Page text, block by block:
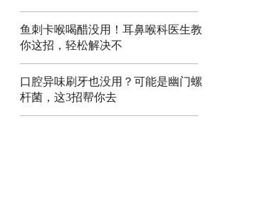
鱼刺卡喉喝醋没用！耳鼻喉科医生教
你这招，轻松解决不
口腔异味刷牙也没用？可能是幽门螺
杆菌，这3招帮你去